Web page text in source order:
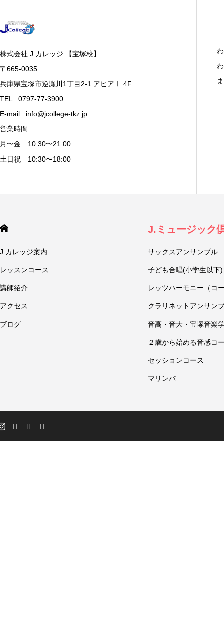
株式会社 J.カレッジ 【宝塚校】
〒665-0035
兵庫県宝塚市逆瀬川1丁目2-1 アピアⅠ 4F
TEL : 0797-77-3900
E-mail : info@jcollege-tkz.jp
営業時間
月〜金 10:30〜21:00
土日祝 10:30〜18:00
J.カレッジ案内
レッスンコース
講師紹介
アクセス
ブログ
J.ミュージック
サックスアンサンブル
子ども合唱(小学生以下)
レッツハーモニー（コ
クラリネットアンサン
音高・音大・宝塚音楽
２歳から始める音感コ
セッションコース
マリンバ